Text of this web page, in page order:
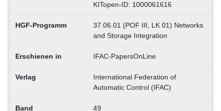
KITopen-ID: 1000061616
HGF-Programm
37.06.01 (POF III, LK 01) Networks
and Storage Integration
Erschienen in IFAC-PapersOnLine
Verlag
International Federation of
Automatic Control (IFAC)
Band 49